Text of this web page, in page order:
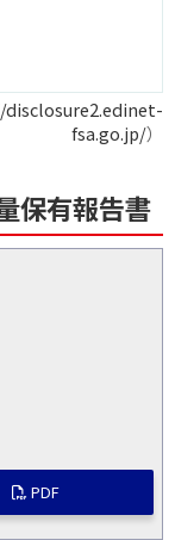
fsa.go.jp/）
保有報告書
PDF